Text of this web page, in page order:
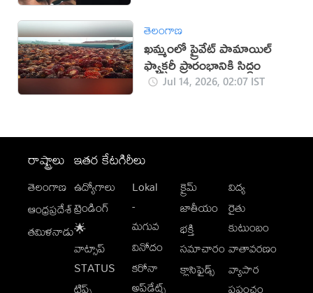
తెలంగాణ
ఖమ్మంలో ప్రైవేట్ పామాయిల్
ఫ్యాక్టరీ ప్రారంభానికి సిద్ధం
Jul 14, 2026, 02:07 IST
రాష్ట్రాలు
తెలంగాణ
ఆంధ్రప్రదేశ్
తమిళనాడు
ఇతర కేటగిరీలు
ఉద్యోగాలు
ట్రెండింగ్
🌟
వాట్సాప్
STATUS
Lokal
-
మగువ
వినోదం
కరోనా
అప్‌డేట్స్
క్రైమ్
జాతీయం
భక్తి
సమాచారం
క్లాసిఫైడ్స్
విద్య
రైతు
కుటుంబం
వాతావరణం
వ్యాపార